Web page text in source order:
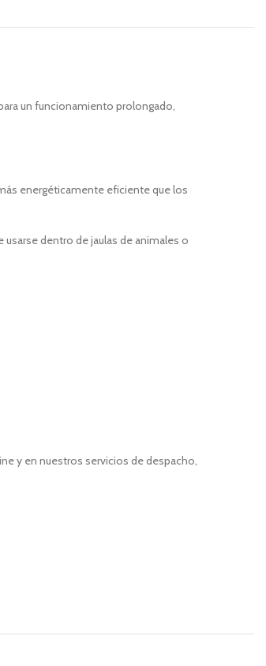
un funcionamiento prolongado,
energéticamente eficiente que los
usarse dentro de jaulas de animales o
y en nuestros servicios de despacho,